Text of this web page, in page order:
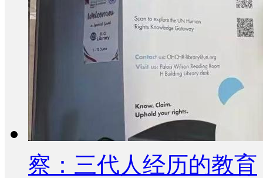
察：三代人经历的教育